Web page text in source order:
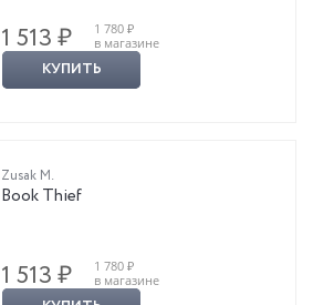
1 513 ₽
1 780 ₽
в магазине
КУПИТЬ
Zusak M.
Book Thief
1 513 ₽
1 780 ₽
в магазине